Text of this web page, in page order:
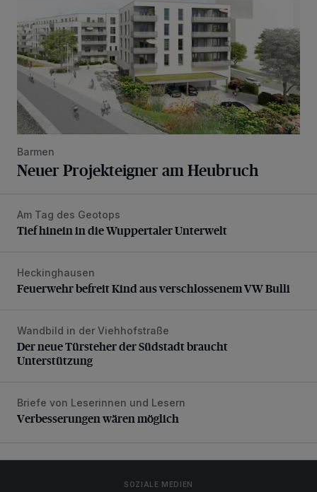
Barmen
Neuer Projekteigner am Heubruch
Tief hinein in die Wuppertaler Unterwelt
Am Tag des Geotops
Tief hinein in die Wuppertaler Unterwelt
Feuerwehr befreit Kind aus verschlossenem VW Bulli
Heckinghausen
Feuerwehr befreit Kind aus verschlossenem VW Bulli
Der neue Türsteher der Südstadt braucht Unterstützung
Wandbild in der Viehhofstraße
Der neue Türsteher der Südstadt braucht
Unterstützung
Verbesserungen wären möglich
Briefe von Leserinnen und Lesern
Verbesserungen wären möglich
SOZIALE MEDIEN